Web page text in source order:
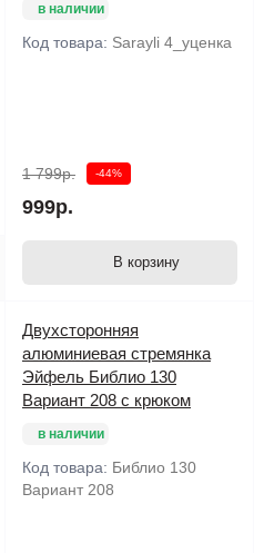
в наличии
Код товара: Sarayli 4_уценка
1 799р. -44%
999р.
В корзину
Двухсторонняя
алюминиевая стремянка
Эйфель Библио 130
Вариант 208 с крюком
в наличии
Код товара: Библио 130
Вариант 208